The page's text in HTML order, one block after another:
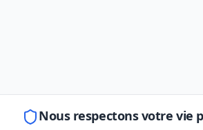
Nous respectons votre vie